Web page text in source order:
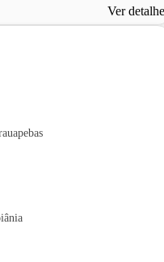
Ver